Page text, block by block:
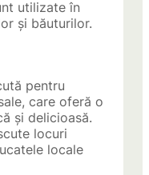
utilizate în
și băuturilor.
pentru
care oferă o
și delicioasă.
locuri
locale